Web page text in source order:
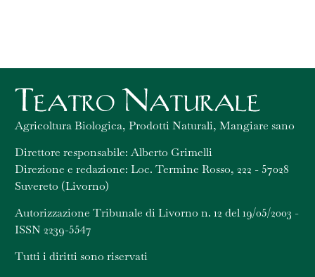
Agricoltura Biologica, Prodotti Naturali, Mangiare sano
Direttore responsabile: Alberto Grimelli
Direzione e redazione: Loc. Termine Rosso, 222 - 57028
Suvereto (Livorno)
Autorizzazione Tribunale di Livorno n. 12 del 19/05/2003 -
ISSN 2239-5547
Tutti i diritti sono riservati